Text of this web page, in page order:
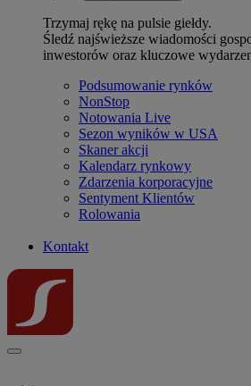
Trzymaj rękę na pulsie giełdy.
Śledź najświeższe wiadomości
inwestorów oraz kluczowe
Podsumowanie rynków
NonStop
Notowania Live
Sezon wyników w USA
Skaner akcji
Kalendarz rynkowy
Zdarzenia korporacyjne
Sentyment Klientów
Rolowania
Kontakt